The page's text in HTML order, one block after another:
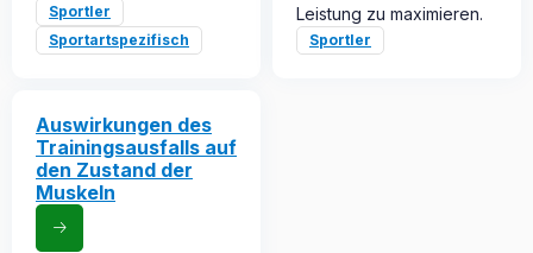
Sportler
Sportartspezifisch
Leistung zu maximieren.
Sportler
Auswirkungen des
Trainingsausfalls auf
den Zustand der
Muskeln